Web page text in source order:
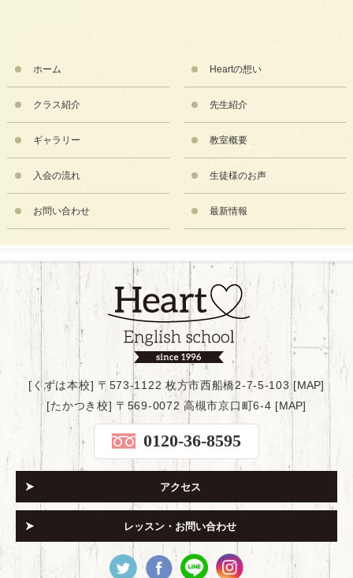
ホーム Heartの想い
クラス紹介 先生紹介
ギャラリー 教室概要
入会の流れ 生徒様のお声
お問い合わせ 最新情報
[くずは本校] 〒573-1122 枚方市西船橋2-7-5-103 [MAP]
[たかつき校] 〒569-0072 高槻市京口町6-4 [MAP]
0120-36-8595
アクセス
レッスン・お問い合わせ